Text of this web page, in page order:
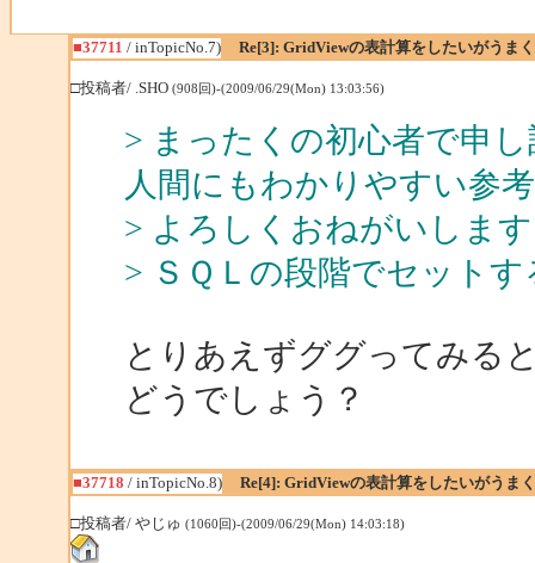
■37711 / inTopicNo.7) Re[3]: GridViewの表計算をしたいがうま
□投稿者/ .SHO (908回)-(2009/06/29(Mon) 13:03:56)
> まったくの初心者で申
人間にもわかりやすい参
> よろしくおねがいしま
> ＳＱＬの段階でセット
とりあえずググってみる
どうでしょう？
■37718 / inTopicNo.8) Re[4]: GridViewの表計算をしたいがうま
□投稿者/ やじゅ (1060回)-(2009/06/29(Mon) 14:03:18)